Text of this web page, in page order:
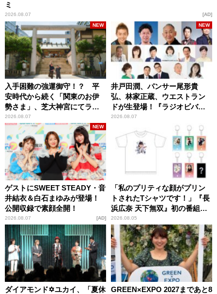
ミ
2026.08.07 AD
入手困難の強運御守！？ 平
安時代から続く「関東のお伊
勢さま」、芝大神宮にてラン
パンプスが合格祈願！
2026.08.07
NEW
井戸田潤、パンサー尾形貴
弘、林家正蔵、ウエストラン
ドが生登場！『ラジオビバリ
ー昼ズ』
2026.08.07
NEW
ゲストにSWEET STEADY・音
井結衣＆白石まゆみが登場！
公開収録で素顔全開！
2026.08.07
NEW
AD
「私のプリティな顔がプリン
トされたTシャツです！」『長
浜広奈 天下無双』初の番組グ
ッズ発売
2026.08.05
ダイアモンド✡ユカイ、「夏休
GREEN×EXPO 2027まであと8